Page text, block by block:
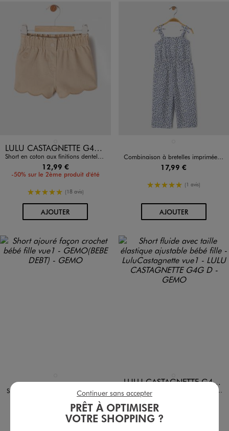
Disponible en 1 coloris LULU CASTAGNETTE G4G D
Short en coton aux finitions dentelées bébé fille - LuluCastagnette
12,99 €
-50% sur le 2ème produit d'été
5/5 de moyenne
(18 avis)
AJOUTERAU PANIER
Combinaison à bretelles imprimée bébé fille
17,99 €
5/5 de moyenne
(1 avis)
AJOUTERAU PANIER
Short ajouré façon crochet bébé fille
-50% sur le 2ème produit d'été
Disponible en 1 coloris LULU CASTAGNETTE G4G D
Short fluide avec taille élastique ajustable bébé fille - LuluCastagnette
-50% sur le 2ème produit d'été
PRÊT À OPTIMISER
VOTRE SHOPPING ?
Continuer sans accepter